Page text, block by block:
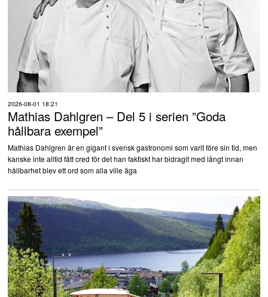
2026-08-01 18:21
Mathias Dahlgren – Del 5 i serien ”Goda
hållbara exempel”
Mathias Dahlgren är en gigant i svensk gastronomi som varit före sin tid, men
kanske inte alltid fått cred för det han faktiskt har bidragit med långt innan
hållbarhet blev ett ord som alla ville äga